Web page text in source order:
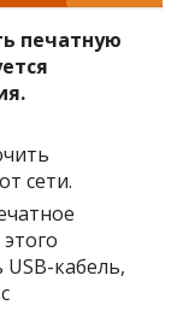
печатную
сети.
USB-кабель,